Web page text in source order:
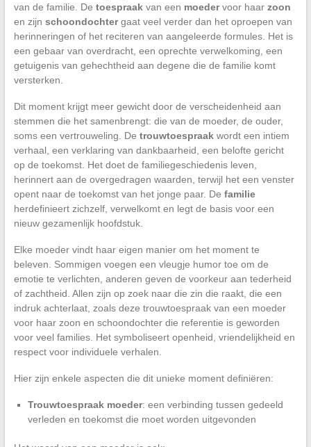
van de familie. De toespraakvan een moedervoor haar zoon
en zijn schoondochtergaat veel verder dan het oproepen van
herinneringen of het reciteren van aangeleerde formules. Het is
een gebaar van overdracht, een oprechte verwelkoming, een
getuigenis van gehechtheid aan degene die de familie komt
versterken.
Dit moment krijgt meer gewicht door de verscheidenheid aan
stemmen die het samenbrengt: die van de moeder, de ouder,
soms een vertrouweling. De trouwtoespraakwordt een intiem
verhaal, een verklaring van dankbaarheid, een belofte gericht
op de toekomst. Het doet de familiegeschiedenis leven,
herinnert aan de overgedragen waarden, terwijl het een venster
opent naar de toekomst van het jonge paar. De familie
herdefinieert zichzelf, verwelkomt en legt de basis voor een
nieuw gezamenlijk hoofdstuk.
Elke moeder vindt haar eigen manier om het moment te
beleven. Sommigen voegen een vleugje humor toe om de
emotie te verlichten, anderen geven de voorkeur aan tederheid
of zachtheid. Allen zijn op zoek naar die zin die raakt, die een
indruk achterlaat, zoals deze trouwtoespraak van een moeder
voor haar zoon en schoondochter die referentie is geworden
voor veel families. Het symboliseert openheid, vriendelijkheid en
respect voor individuele verhalen.
Hier zijn enkele aspecten die dit unieke moment definiëren:
Trouwtoespraak moeder: een verbinding tussen gedeeld
verleden en toekomst die moet worden uitgevonden